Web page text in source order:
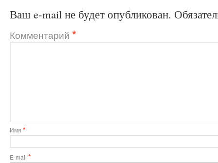
Ваш e-mail не будет опубликован.
Комментарий *
Имя *
E-mail *